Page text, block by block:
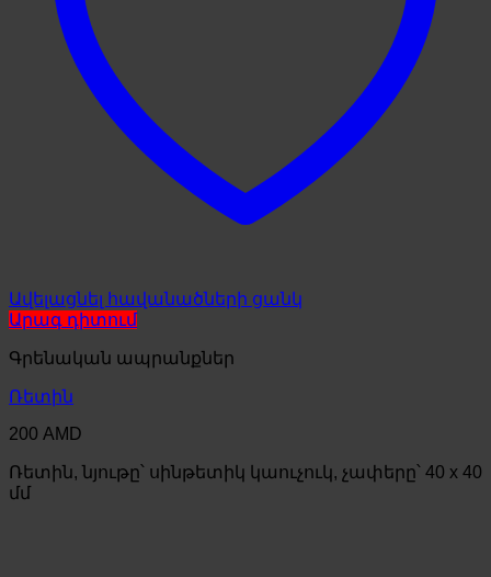
Ավելացնել հավանածների ցանկ
Արագ դիտում
Գրենական ապրանքներ
Ռետին
200 AMD
Ռետին, նյութը՝ սինթետիկ կաուչուկ, չափերը՝ 40 x 40
մմ